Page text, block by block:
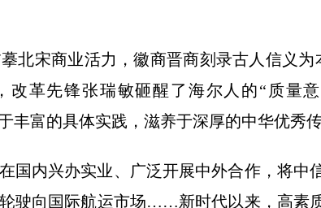
宋商业活力，徽商晋商刻录古人信义为
革先锋张瑞敏砸醒了海尔人的“质量
丰富的具体实践，滋养于深厚的中华优秀
内兴办实业、广泛开展中外合作，将中
驶向国际航运市场……新时代以来，高素